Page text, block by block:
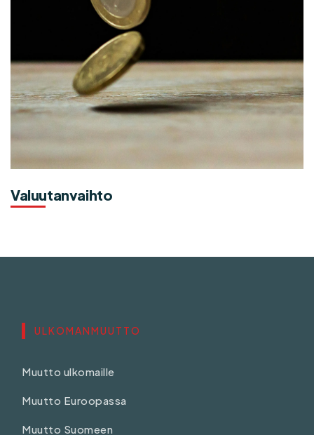
Valuutanvaihto
ULKOMANMUUTTO
Muutto ulkomaille
Muutto Euroopassa
Muutto Suomeen